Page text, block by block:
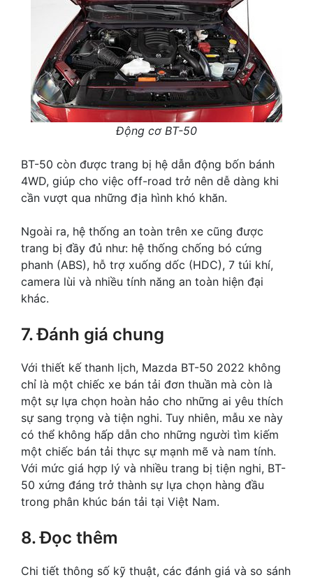
Động cơ BT-50
BT-50 còn được trang bị hệ dẫn động bốn bánh
4WD, giúp cho việc off-road trở nên dễ dàng khi
cần vượt qua những địa hình khó khăn.
Ngoài ra, hệ thống an toàn trên xe cũng được
trang bị đầy đủ như: hệ thống chống bó cứng
phanh (ABS), hỗ trợ xuống dốc (HDC), 7 túi khí,
camera lùi và nhiều tính năng an toàn hiện đại
khác.
7. Đánh giá chung
Với thiết kế thanh lịch, Mazda BT-50 2022 không
chỉ là một chiếc xe bán tải đơn thuần mà còn là
một sự lựa chọn hoàn hảo cho những ai yêu thích
sự sang trọng và tiện nghi. Tuy nhiên, mẫu xe này
có thể không hấp dẫn cho những người tìm kiếm
một chiếc bán tải thực sự mạnh mẽ và nam tính.
Với mức giá hợp lý và nhiều trang bị tiện nghi, BT-
50 xứng đáng trở thành sự lựa chọn hàng đầu
trong phân khúc bán tải tại Việt Nam.
8. Đọc thêm
Chi tiết thông số kỹ thuật, các đánh giá và so sánh